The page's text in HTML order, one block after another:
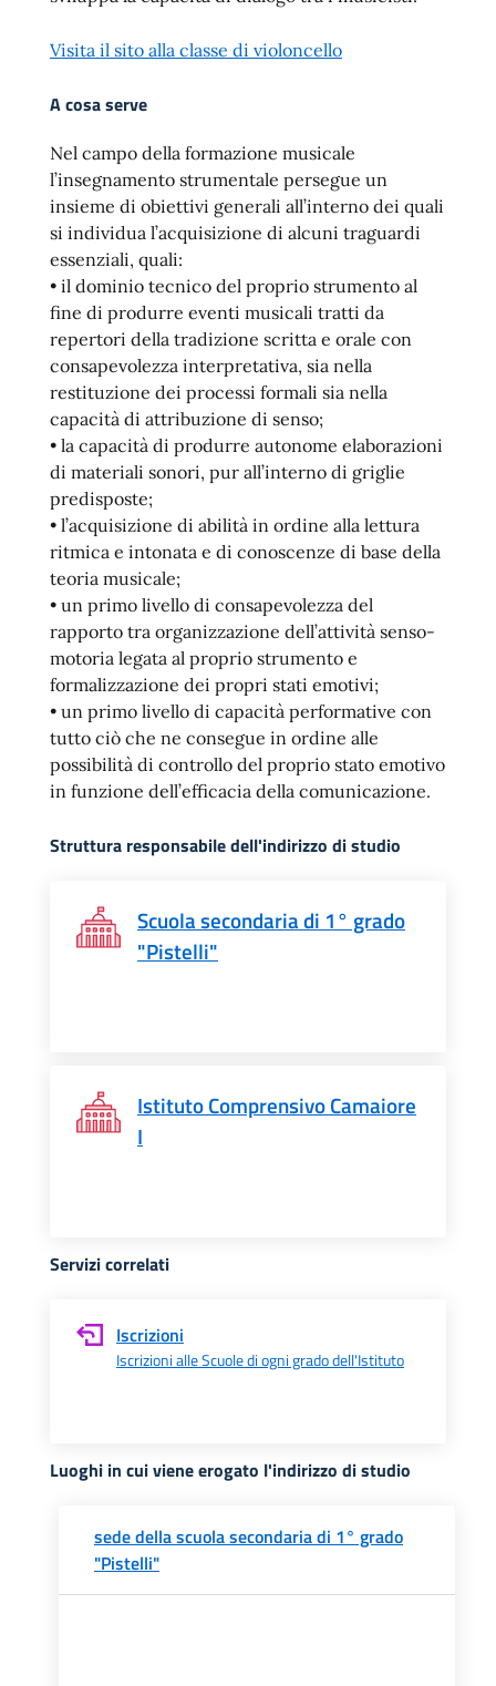
Visita il sito alla classe di violoncello
A cosa serve
Nel campo della formazione musicale
l’insegnamento strumentale persegue un
insieme di obiettivi generali all’interno dei quali
si individua l’acquisizione di alcuni traguardi
essenziali, quali:
• il dominio tecnico del proprio strumento al
fine di produrre eventi musicali tratti da
repertori della tradizione scritta e orale con
consapevolezza interpretativa, sia nella
restituzione dei processi formali sia nella
capacità di attribuzione di senso;
• la capacità di produrre autonome elaborazioni
di materiali sonori, pur all’interno di griglie
predisposte;
• l’acquisizione di abilità in ordine alla lettura
ritmica e intonata e di conoscenze di base della
teoria musicale;
• un primo livello di consapevolezza del
rapporto tra organizzazione dell’attività senso-
motoria legata al proprio strumento e
formalizzazione dei propri stati emotivi;
• un primo livello di capacità performative con
tutto ciò che ne consegue in ordine alle
possibilità di controllo del proprio stato emotivo
in funzione dell’efficacia della comunicazione.
Struttura responsabile dell'indirizzo di studio
Scuola secondaria di 1° grado
"Pistelli"
Istituto Comprensivo Camaiore
I
Servizi correlati
Iscrizioni
Iscrizioni alle Scuole di ogni grado dell'Istituto
Luoghi in cui viene erogato l'indirizzo di studio
sede della scuola secondaria di 1° grado
"Pistelli"